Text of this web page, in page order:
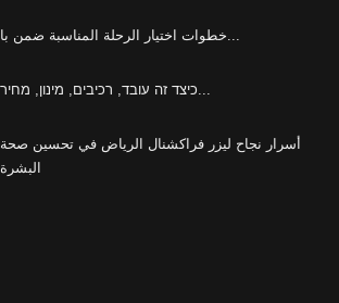
أسرار نجاح ليزر فراكشنال الرياض في تحسين صحة
البشرة